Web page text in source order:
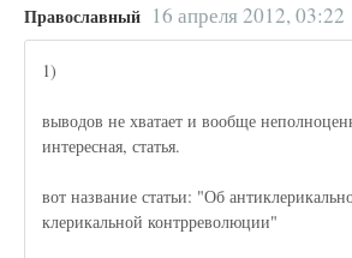
Православный 16 апреля 2012, 03:22
1)
выводов не хватает и вообще
интересная, статья.
вот название статьи: "Об
клерикальной контрреволюции"